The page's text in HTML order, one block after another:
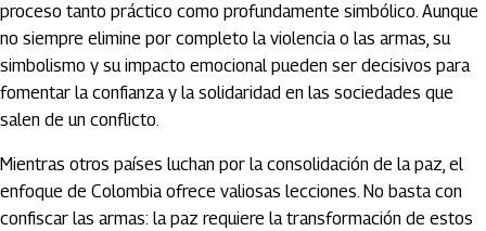
proceso tanto práctico como profundamente simbólico. Aunque
no siempre elimine por completo la violencia o las armas, su
simbolismo y su impacto emocional pueden ser decisivos para
fomentar la confianza y la solidaridad en las sociedades que
salen de un conflicto.
Mientras otros países luchan por la consolidación de la paz, el
enfoque de Colombia ofrece valiosas lecciones. No basta con
confiscar las armas: la paz requiere la transformación de estos